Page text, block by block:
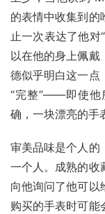
的表情中收集到的
止一次表达了他对
以在他的身上佩戴
德似乎明白这一点
“完整”——即使他
确，一块漂亮的手
审美品味是个人的
一个人。成熟的收
向他询问了他可以
购买的手表时可能